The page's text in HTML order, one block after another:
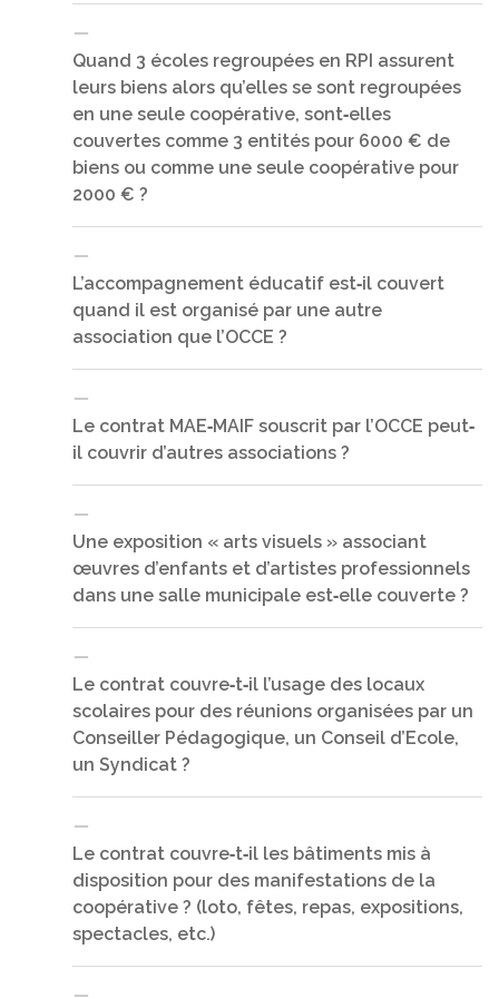
Non, l’annulation de spectacle doit être motivée
par l’indisponibilité physique d’un artiste
indispensable au spectacle, la détérioration totale
ou partielle de biens mobiliers (décors,
costumes…) et matériels techniques, la
l’événement, un deuil national ou une décision
administrative rendant impossible la tenue du
spectacle. Il conviendrait donc dans le cas précis
exposé d’obtenir de la préfecture ou de la DSDEN
une injonction à ne pas se rendre sur place.
Quand 3 écoles regroupées en RPI assurent
leurs biens alors qu’elles se sont regroupées
en une seule coopérative, sont‐elles
couvertes comme 3 entités pour 6000 € de
biens ou comme une seule coopérative pour
2000 € ?
Les 3 écoles sont regroupées en 1 coopérative et
donc couvertes à hauteur 2.000 € par la garantie de
base. La coopérative peut déclarer posséder
L’accompagnement éducatif est‐il couvert
quand il est organisé par une autre
association que l’OCCE ?
Non, l’association organisatrice devra être garantie
pour ses risques par son propre contrat.
Le contrat MAE‐MAIF souscrit par l’OCCE peut‐
il couvrir d’autres associations ?
Non, même celles qui ont leur siège à l’école. Le
contrat souscrit par l’OCCE ne peut couvrir que des
coopératives adhérentes à l’OCCE, aucune autre
Une exposition « arts visuels » associant
œuvres d’enfants et d’artistes professionnels
dans une salle municipale est‐elle couverte ?
Oui dès lors que le mandataire de la coopérative en
fait la demande auprès de la municipalité.
L’exposition est couverte jusqu’à 77 000 € par la
garantie de base. La fourniture d’une attestation
artistes prêtent des œuvres à la coopérative,
solliciter votre OCCE départemental.
Le contrat couvre‐t‐il l’usage des locaux
scolaires pour des réunions organisées par un
Conseiller Pédagogique, un Conseil d’Ecole,
un Syndicat ?
Non, seules les réunions organisées par la
coopérative ou l’OCCE sont prises en charge par le
contrat MAE‐MAIF
Le contrat couvre‐t‐il les bâtiments mis à
disposition pour des manifestations de la
coopérative ? (loto, fêtes, repas, expositions,
spectacles, etc.)